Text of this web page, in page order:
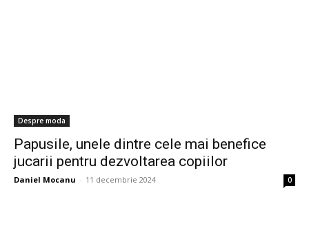
Despre moda
Papusile, unele dintre cele mai benefice
jucarii pentru dezvoltarea copiilor
Daniel Mocanu - 11 decembrie 2024 0